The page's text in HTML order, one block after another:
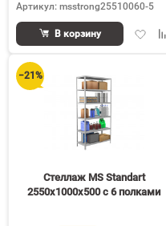
Артикул: msstrong25510060-5
В корзину
−21%
Стеллаж MS Standart
2550х1000х500 c 6 полками